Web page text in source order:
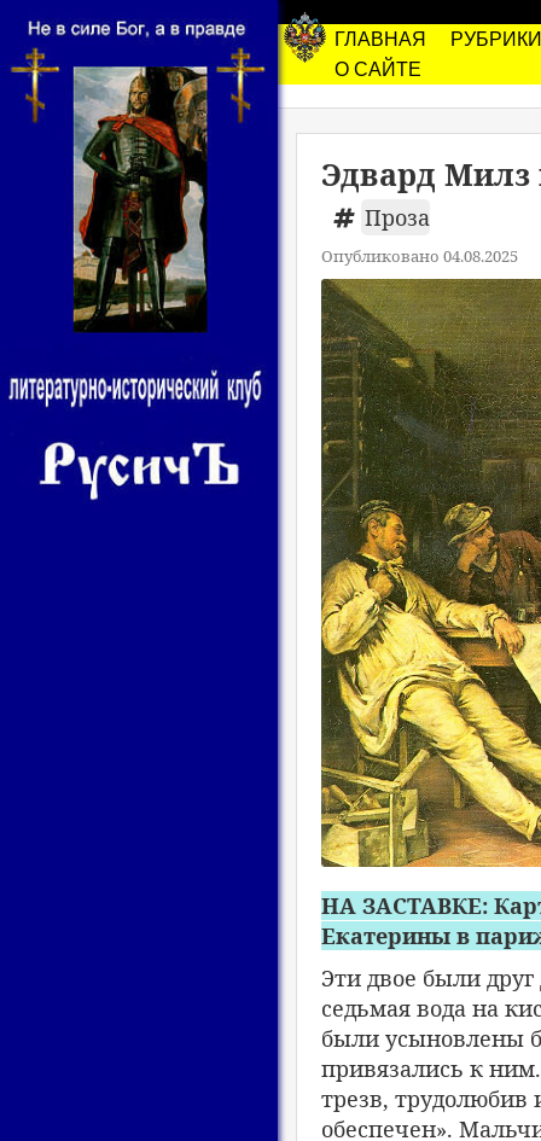
ГЛАВНАЯ
РУБРИКИ
О САЙТЕ
Эдвард
Проза
Опубликовано 04.08.2025
НА ЗАСТАВКЕ:
Екатерины в
Эти двое были
седьмая вода на
были усыновлены
привязались к
трезв, трудолюбив
обеспечен».